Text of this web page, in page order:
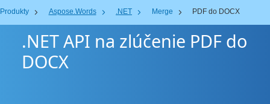
Produkty Aspose.Words .NET Merge PDF do DOCX
.NET API na zlúčenie PDF do
DOCX